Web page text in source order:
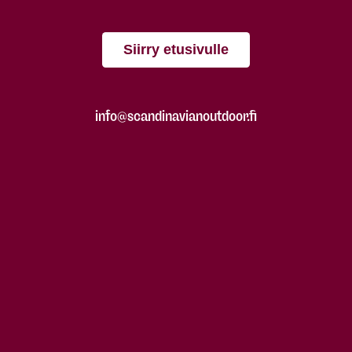
Siirry etusivulle
info@scandinavianoutdoor.fi